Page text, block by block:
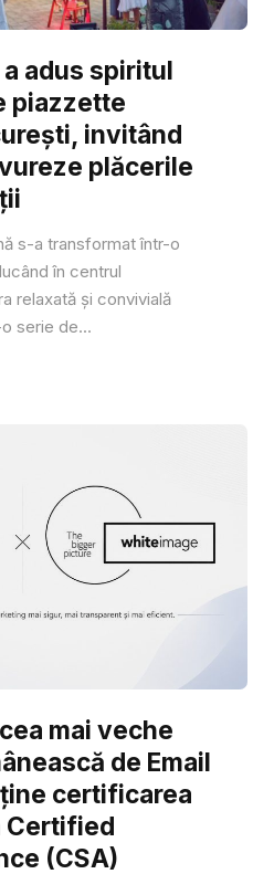
adus spiritul
piazzette
invitând
plăcerile
s-a transformat într-o
în centrul
relaxată și convivială
serie de...
mai veche
de Email
certificarea
Certified
(CSA)